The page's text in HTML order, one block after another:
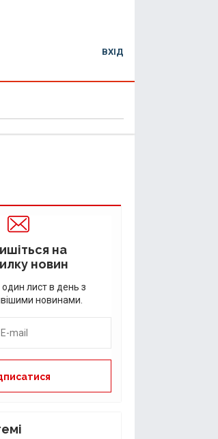
ВХІД
на
новин
лист в день з
новинами.